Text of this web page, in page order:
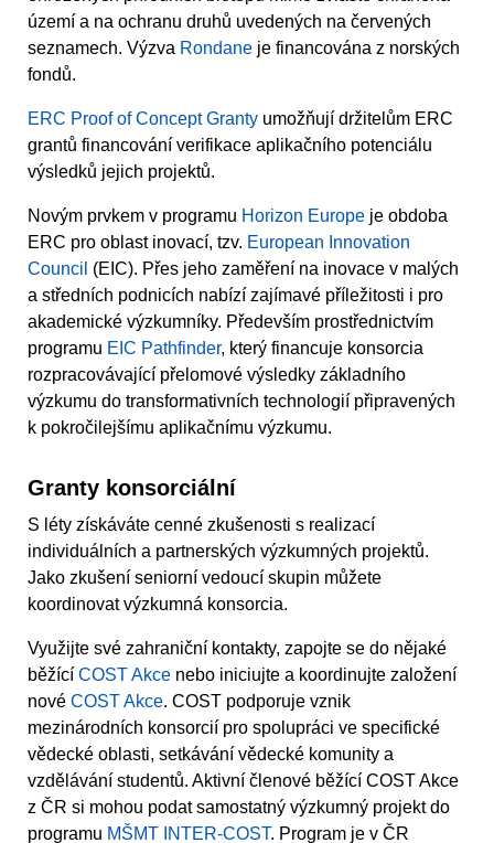
území a na ochranu druhů uvedených na červených
seznamech. Výzva Rondane je financována z norských
fondů.
ERC Proof of Concept Granty umožňují držitelům ERC
grantů financování verifikace aplikačního potenciálu
výsledků jejich projektů.
Novým prvkem v programu Horizon Europe je obdoba
ERC pro oblast inovací, tzv. European Innovation
Council (EIC). Přes jeho zaměření na inovace v malých
a středních podnicích nabízí zajímavé příležitosti i pro
akademické výzkumníky. Především prostřednictvím
programu EIC Pathfinder, který financuje konsorcia
rozpracovávající přelomové výsledky základního
výzkumu do transformativních technologií připravených
k pokročilejšímu aplikačnímu výzkumu.
Granty konsorciální
S léty získáváte cenné zkušenosti s realizací
individuálních a partnerských výzkumných projektů.
Jako zkušení seniorní vedoucí skupin můžete
koordinovat výzkumná konsorcia.
Využijte své zahraniční kontakty, zapojte se do nějaké
běžící COST Akce nebo iniciujte a koordinujte založení
nové COST Akce. COST podporuje vznik
mezinárodních konsorcií pro spolupráci ve specifické
vědecké oblasti, setkávání vědecké komunity a
vzdělávání studentů. Aktivní členové běžící COST Akce
z ČR si mohou podat samostatný výzkumný projekt do
programu MŠMT INTER-COST. Program je v ČR